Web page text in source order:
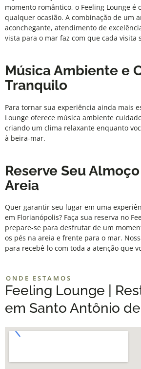
momento romântico, o Feeling Lounge é
qualquer ocasião. A combinação de um
aconchegante, atendimento de
vista para o mar faz com que cada visita
Música Ambiente e
Tranquilo
Para tornar sua experiência ainda mais
Lounge oferece música ambiente
criando um clima relaxante enquanto
à beira-mar.
Reserve Seu
Areia
Quer garantir seu lugar em uma
em Florianópolis? Faça sua reserva no
prepare-se para desfrutar de um
os pés na areia e frente para o mar.
para recebê-lo com toda a atenção que
ONDE ESTAMOS
Feeling Lounge |
em Santo Antônio